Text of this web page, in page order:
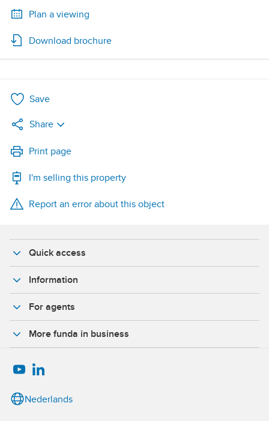
Plan a viewing
Download brochure
Save
Share
LinkedIn
WhatsApp
X
Print page
I'm selling this property
Report an error about this object
Quick access
Information
For agents
More funda in business
Nederlands